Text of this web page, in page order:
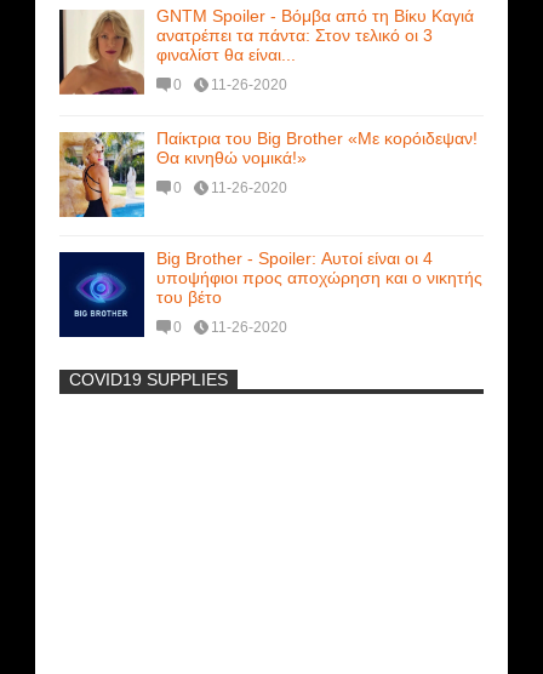
GNTM Spoiler - Βόμβα από τη Βίκυ Καγιά
ανατρέπει τα πάντα: Στον τελικό οι 3
φιναλίστ θα είναι...
0 11-26-2020
Παίκτρια του Big Brother «Με κορόιδεψαν!
Θα κινηθώ νομικά!»
0 11-26-2020
Big Brother - Spoiler: Αυτοί είναι οι 4
υποψήφιοι προς αποχώρηση και ο νικητής
του βέτο
0 11-26-2020
-
COVID19 SUPPLIES